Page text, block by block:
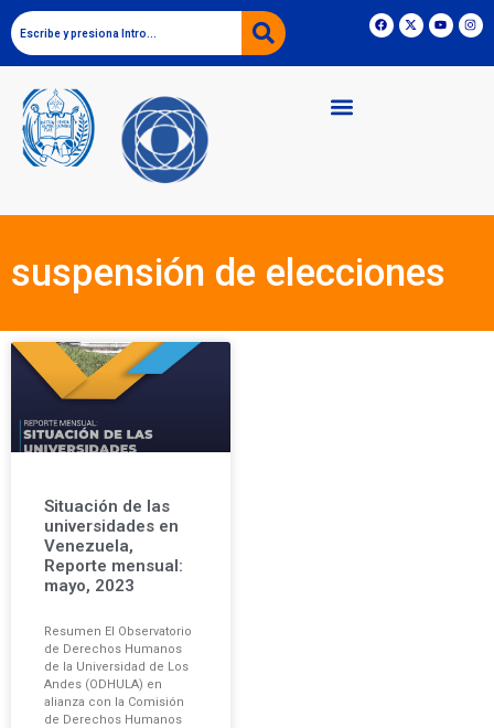
suspensión de elecciones
Situación de las
universidades en
Venezuela,
Reporte mensual:
mayo, 2023
Resumen El Observatorio
de Derechos Humanos
de la Universidad de Los
Andes (ODHULA) en
alianza con la Comisión
de Derechos Humanos